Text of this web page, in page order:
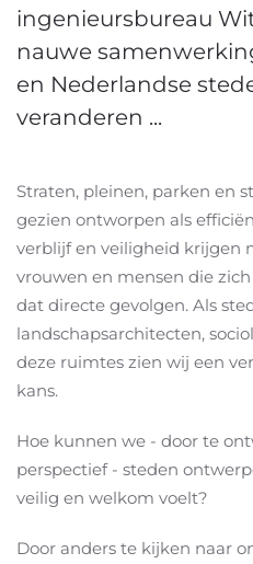
ingenieursbureau
nauwe
en Nederlandse
veranderen ...
Straten, pleinen, parken en
gezien ontworpen als
verblijf en veiligheid krijgen
vrouwen en mensen die
dat directe gevolgen. Als
landschapsarchitecten,
deze ruimtes zien wij een
kans.
Hoe kunnen we - door te
perspectief - steden
veilig en welkom voelt?
Door anders te kijken naar